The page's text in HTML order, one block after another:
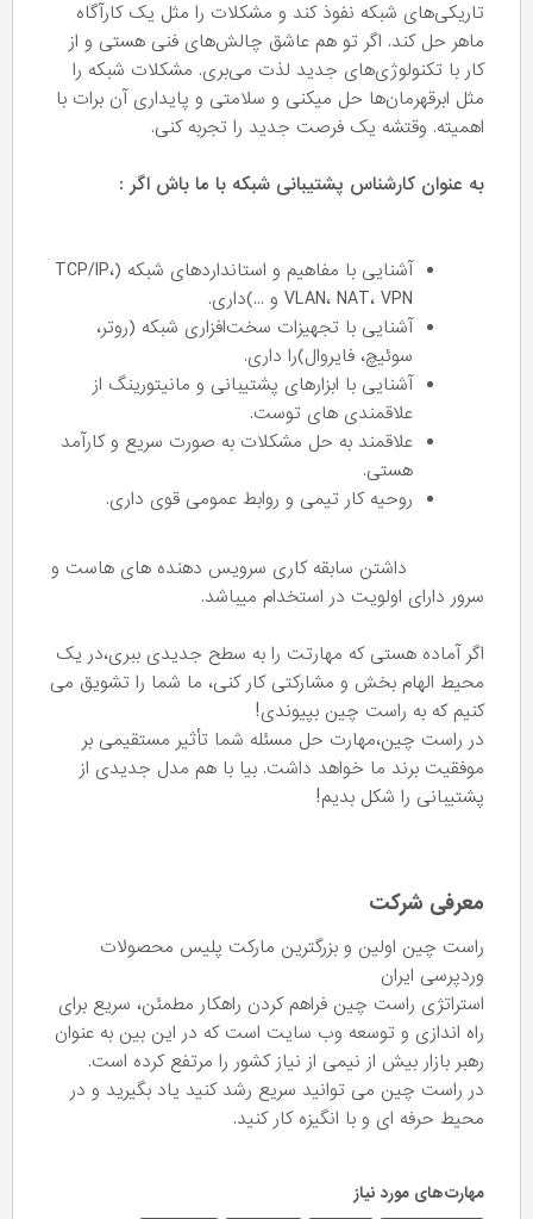
تاریکی‌های شبکه نفوذ کند و مشکلات را مثل یک کارآگاه
ماهر حل کند. اگر تو هم عاشق چالش‌های فنی هستی و از
کار با تکنولوژی‌های جدید لذت می‌بری. مشکلات شبکه را
مثل ابرقهرمان‌ها حل میکنی و سلامتی و پایداری آن برات با
اهمیته. وقتشه یک فرصت جدید را تجربه کنی.
به عنوان کارشناس پشتیبانی شبکه با ما باش اگر :
آشنایی با مفاهیم و استانداردهای شبکه (TCP/IP،
VLAN، NAT، VPN و ...)داری.
آشنایی با تجهیزات سخت‌افزاری شبکه (روتر،
سوئیچ، فایروال)را داری.
آشنایی با ابزارهای پشتیبانی و مانیتورینگ از
علاقمندی های توست.
علاقمند به حل مشکلات به صورت سریع و کارآمد
هستی.
روحیه کار تیمی و روابط عمومی قوی داری.
داشتن سابقه کاری سرویس دهنده های هاست و
سرور دارای اولویت در استخدام میباشد.
اگر آماده هستی که مهارتت را به سطح جدیدی ببری،در یک
محیط الهام بخش و مشارکتی کار کنی، ما شما را تشویق می
کنیم که به راست چین بپیوندی!
در راست چین،مهارت حل مسئله شما تأثیر مستقیمی بر
موفقیت برند ما خواهد داشت. بیا با هم مدل جدیدی از
پشتیبانی را شکل بدیم!
معرفی شرکت
راست چین اولین و بزرگترین مارکت پلیس محصولات
وردپرسی ایران
استراتژی راست چین فراهم کردن راهکار مطمئن، سریع برای
راه اندازی و توسعه وب سایت است که در این بین به عنوان
رهبر بازار بیش از نیمی از نیاز کشور را مرتفع کرده است.
در راست چین می توانید سریع رشد کنید یاد بگیرید و در
محیط حرفه ای و با انگیزه کار کنید.
مهارت‌های مورد نیاز